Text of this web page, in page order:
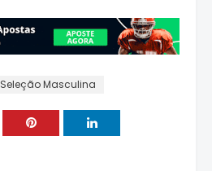
Seleção Masculina